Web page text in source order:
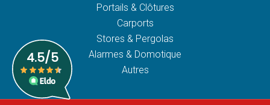
Portails & Clôtures
Carports
Stores & Pergolas
Alarmes & Domotique
Autres